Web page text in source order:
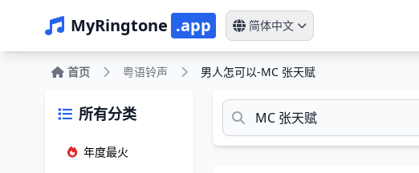
MyRingtone .app 简体中文
首页 粤语铃声 男人怎可以-MC 张天赋
所有分类
年度最火